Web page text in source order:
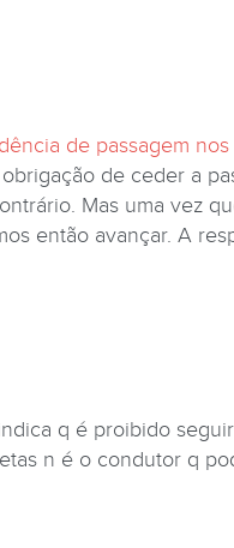
de passagem
de ceder a
Mas uma vez
então avançar. A
q é proibido
n é o condutor q